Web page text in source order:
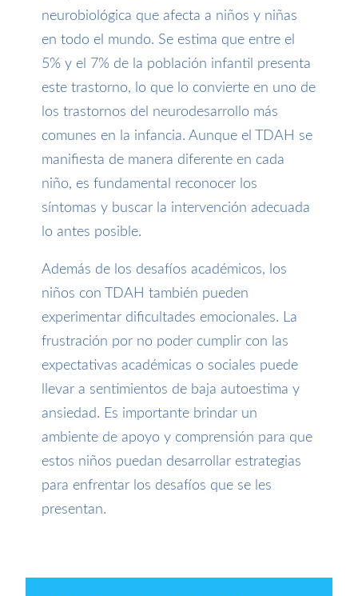
neurobiológica que afecta a niños y niñas
en todo el mundo. Se estima que entre el
5% y el 7% de la población infantil presenta
este trastorno, lo que lo convierte en uno de
los trastornos del neurodesarrollo más
comunes en la infancia. Aunque el TDAH se
manifiesta de manera diferente en cada
niño, es fundamental reconocer los
síntomas y buscar la intervención adecuada
lo antes posible.
Además de los desafíos académicos, los
niños con TDAH también pueden
experimentar dificultades emocionales. La
frustración por no poder cumplir con las
expectativas académicas o sociales puede
llevar a sentimientos de baja autoestima y
ansiedad. Es importante brindar un
ambiente de apoyo y comprensión para que
estos niños puedan desarrollar estrategias
para enfrentar los desafíos que se les
presentan.